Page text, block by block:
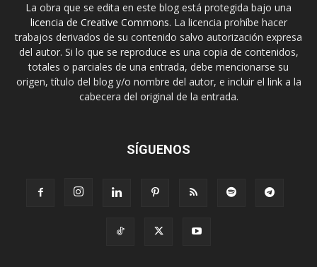
La obra que se edita en este blog está protegida bajo una
licencia de Creative Commons. La licencia prohíbe hacer
trabajos derivados de su contenido salvo autorización expresa
del autor. Si lo que se reproduce es una copia de contenidos,
totales o parciales de una entrada, debe mencionarse su
origen, título del blog y/o nombre del autor, e incluir el link a la
cabecera del original de la entrada.
SÍGUENOS